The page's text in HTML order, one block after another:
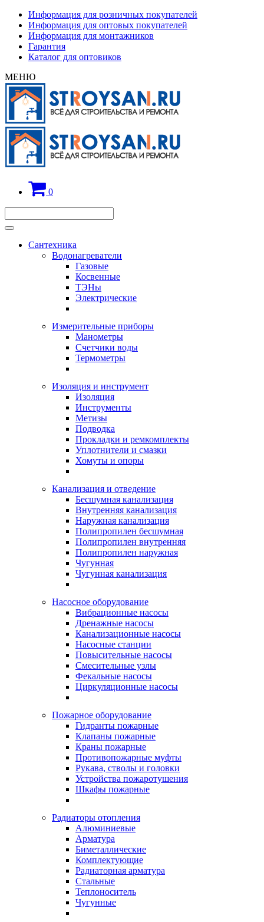
Информация для розничных покупателей
Информация для оптовых покупателей
Информация для монтажников
Гарантия
Каталог для оптовиков
МЕНЮ
0
Сантехника
Водонагреватели
Газовые
Косвенные
ТЭНы
Электрические
Измерительные приборы
Манометры
Счетчики воды
Термометры
Изоляция и инструмент
Изоляция
Инструменты
Метизы
Подводка
Прокладки и ремкомплекты
Уплотнители и смазки
Хомуты и опоры
Канализация и отведение
Бесшумная канализация
Внутренняя канализация
Наружная канализация
Полипропилен бесшумная
Полипропилен внутренняя
Полипропилен наружная
Чугунная
Чугунная канализация
Насосное оборудование
Вибрационные насосы
Дренажные насосы
Канализационные насосы
Насосные станции
Повысительные насосы
Смесительные узлы
Фекальные насосы
Циркуляционные насосы
Пожарное оборудование
Гидранты пожарные
Клапаны пожарные
Краны пожарные
Противопожарные муфты
Рукава, стволы и головки
Устройства пожаротушения
Шкафы пожарные
Радиаторы отопления
Алюминиевые
Арматура
Биметаллические
Комплектующие
Радиаторная арматура
Стальные
Теплоноситель
Чугунные